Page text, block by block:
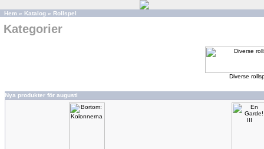
Hem » Katalog » Rollspel
Kategorier
Diverse
Nya produkter för augusti